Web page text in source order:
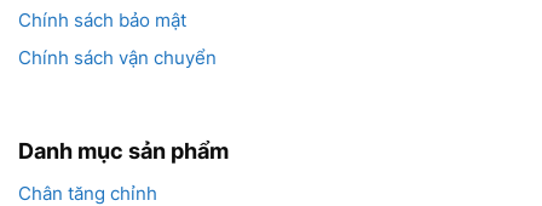
Chính sách bảo mật
Chính sách vận chuyển
Danh mục sản phẩm
Chân tăng chỉnh